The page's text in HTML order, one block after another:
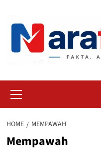
content
Menu
HOME MEMPAWAH
Mempawah